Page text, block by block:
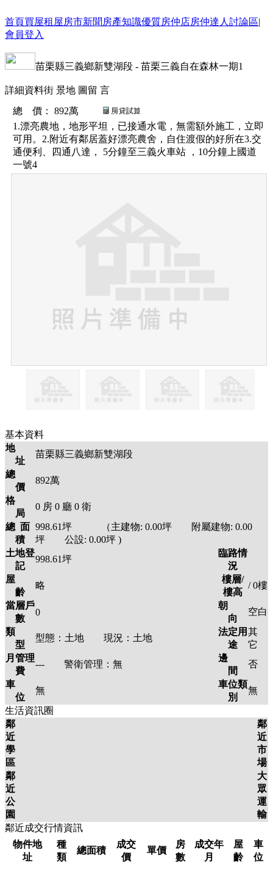
首頁買屋租屋房市新聞 房產知識優質房仲店房仲達人 討論區|
會員登入
苗栗縣三義鄉新雙湖段 - 苗栗三義自在森林一期1
詳細資料街 景地 圖 留 言
總 價 ：
892萬
1.漂亮農地，地形平坦，已接通水電，無需額外施工，立即
可用。2.附近有鄰居蓋好漂亮農舍，自住渡假的好所在3.交
通便利、四通八達， 5分鐘至三義火車站 ，10分鐘上國道
一號4
基本資料
地
址
苗栗縣三義鄉新雙湖段
總
價
892萬
格
局
0 房 0 廳 0 衛
總 面
積
998.61坪 （主建物: 0.00坪 附屬建物: 0.00
坪 公設: 0.00坪 )
土地登
記
998.61坪
臨路情
況
屋
齡
略
樓層/
樓高
/ 0樓
當層戶
數
0
朝
向
空白
類
型
型態： 土地 現況： 土地
法定用
途
其
它
月管理
費
--- 警衛管理： 無
邊
間
否
車
位
無
車位類
別
無
生活資訊圈
鄰
近
學
區
鄰
近
市
場
鄰
近
公
園
大
眾
運
輸
鄰近成交行情資訊
物件地
址
種
類
總面積
成交
價
單價
房
數
成交年
月
屋
齡
車
位